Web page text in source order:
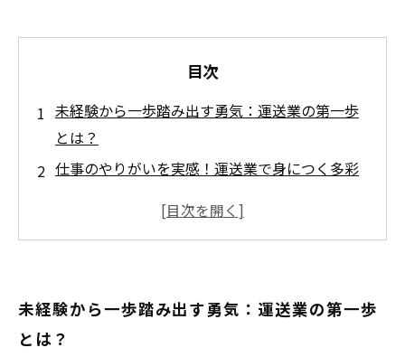
目次
未経験から一歩踏み出す勇気：運送業の第一歩
とは？
仕事のやりがいを実感！運送業で身につく多彩
困難を乗り越えて成長する：安全管理とチーム
は？
未経験者でも輝ける！運送業で見つけた未来と
未経験から一歩踏み出す勇気：運送業の第一歩
とは？